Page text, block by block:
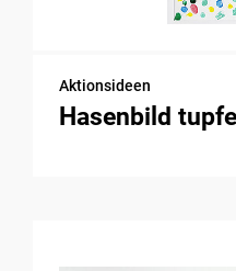
Aktionsideen
Hasenbild